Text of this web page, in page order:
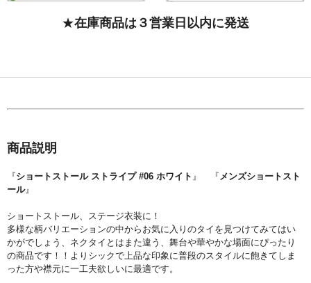
★在庫商品は３営業日以内に発送
商品説明
『ショートストール ストライプ #06 ホワイト 』 『メンズショートスト
ール』
ショートストール、ステージ衣装に！
多様な柄バリエーションの中からお気に入りのタイを見つけてみてはい
かがでしょう、ネクタイとはまた違う、舞台や華やかな場面にぴったり
の商品です！！よりシックで上品な印象に普段のスタイルに飽きてしま
った方や襟元に一工夫欲しいに最適です。